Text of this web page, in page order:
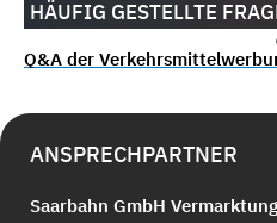
HÄUFIG GESTELLTE
Q&A der
ANSPRECHPARTNER
Saarbahn GmbH